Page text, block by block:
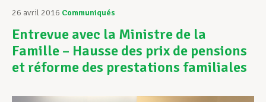
Vos droits
26 avril 2016 Communiqués
Entrevue avec la Ministre de la
Famille – Hausse des prix de pensions
et réforme des prestations familiales